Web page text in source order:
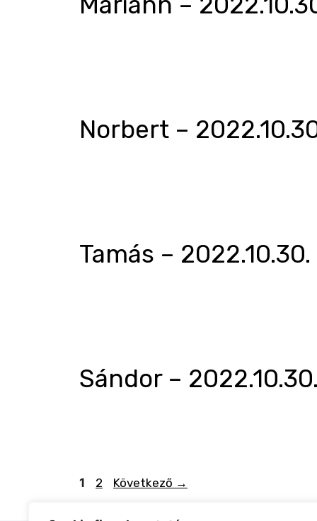
Norbert –
Tamás – 2022.10.30.
Sándor –
1 2 Következő →